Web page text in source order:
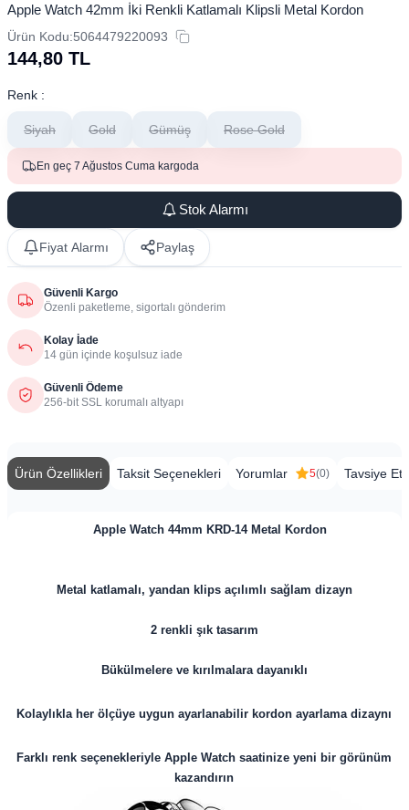
Apple Watch 42mm İki Renkli Katlamalı Klipsli Metal Kordon
Ürün Kodu:5064479220093
144,80 TL
Renk :
Siyah Gold Gümüş Rose Gold
En geç 7 Ağustos Cuma kargoda
Stok Alarmı
Fiyat Alarmı Paylaş
Güvenli Kargo
Özenli paketleme, sigortalı gönderim
Kolay İade
14 gün içinde koşulsuz iade
Güvenli Ödeme
256-bit SSL korumalı altyapı
Ürün Özellikleri Taksit Seçenekleri Yorumlar 5(0) Tavsiye Et
Apple Watch 44mm KRD-14 Metal Kordon
Metal katlamalı, yandan klips açılımlı sağlam dizayn
2 renkli şık tasarım
Bükülmelere ve kırılmalara dayanıklı
Kolaylıkla her ölçüye uygun ayarlanabilir kordon ayarlama dizaynı
Farklı renk seçenekleriyle Apple Watch saatinize yeni bir görünüm
kazandırın